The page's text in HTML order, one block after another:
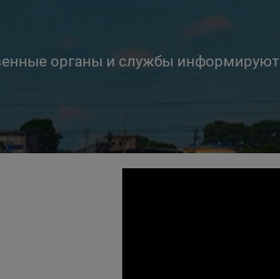
органы и службы информируют